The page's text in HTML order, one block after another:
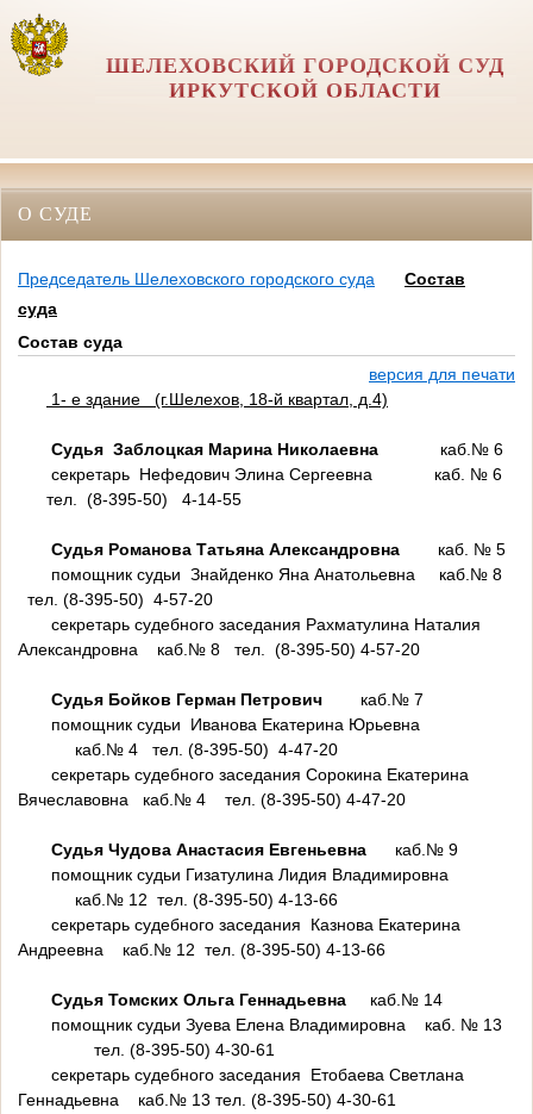
ШЕЛЕХОВСКИЙ ГОРОДСКОЙ СУД
ИРКУТСКОЙ ОБЛАСТИ
О СУДЕ
Председатель Шелеховского городского суда
Состав
суда
Состав суда
версия для печати
1- е здание (г.Шелехов, 18-й квартал, д.4)
Судья Заблоцкая Марина Николаевна
каб.№ 6
секретарь Нефедович Элина Сергеевна каб. № 6
тел. (8-395-50) 4-14-55
Судья Романова Татьяна Александровна каб. № 5
помощник судьи Знайденко Яна Анатольевна каб.№ 8
тел. (8-395-50) 4-57-20
секретарь судебного заседания Рахматулина Наталия
Александровна каб.№ 8 тел. (8-395-50) 4-57-20
Судья Бойков Герман Петрович каб.№ 7
помощник судьи Иванова Екатерина Юрьевна
каб.№ 4 тел. (8-395-50) 4-47-20
секретарь судебного заседания Сорокина Екатерина
Вячеславовна каб.№ 4 тел. (8-395-50) 4-47-20
Судья Чудова Анастасия Евгеньевна каб.№ 9
помощник судьи Гизатулина Лидия Владимировна
каб.№ 12 тел. (8-395-50) 4-13-66
секретарь судебного заседания Казнова Екатерина
Андреевна каб.№ 12 тел. (8-395-50) 4-13-66
Судья Томских Ольга Геннадьевна
каб.№ 14
помощник судьи Зуева Елена Владимировна каб. № 13
тел. (8-395-50) 4-30-61
секретарь судебного заседания Етобаева Светлана
Геннадьевна каб.№ 13 тел. (8-395-50) 4-30-61